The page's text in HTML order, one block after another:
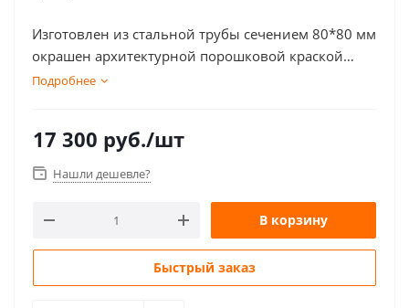
Изготовлен из стальной трубы сечением 80*80 мм
окрашен архитектурной порошковой краской
INVER Италия. Мебельная фанера обработана
колоссально износостойкой!
Подробнее
17 300 руб./шт
Нашли дешевле?
В корзину
Быстрый заказ